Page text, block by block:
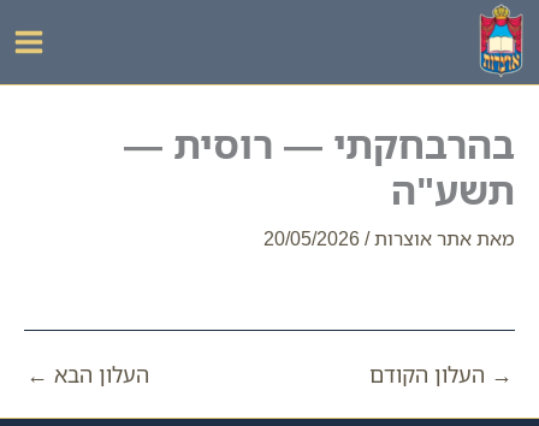
דילוג
לתוכן
בהרבחקתי — רוסית —
תשע"ה
מאתאתר אוצרות/
20/05/2026
→ העלון הקודם העלון הבא ←